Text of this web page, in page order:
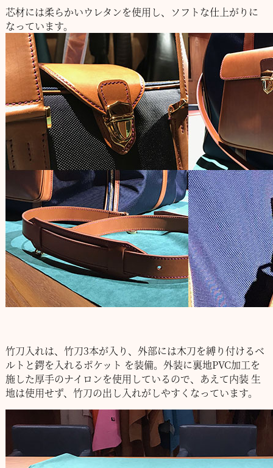
芯材には柔らかいウレタンを使用し、ソフトな仕上がりに
なっています。
竹刀入れは、竹刀3本が入り、外部には木刀を縛り付けるベ
ルトと鍔を入れるポケット を装備。外装に裏地PVC加工を
施した厚手のナイロンを使用しているので、あえて内装 生
地は使用せず、竹刀の出し入れがしやすくなっています。